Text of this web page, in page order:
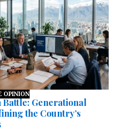
OPINION
Battle: Generational
the Country’s